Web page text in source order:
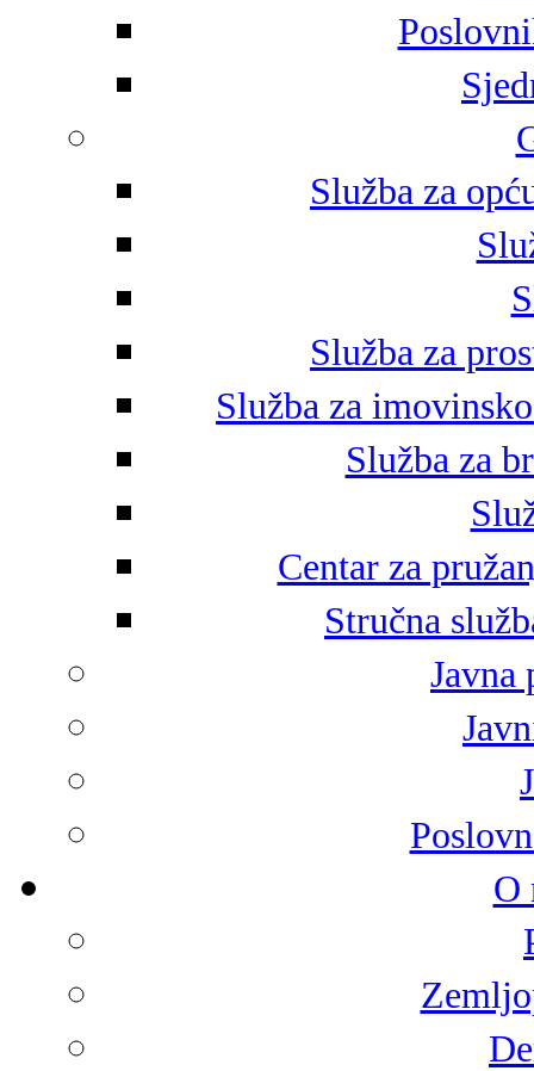
Služba za
Služba za
Služba za
Služba za
Centar za
Stručna
Javna
O